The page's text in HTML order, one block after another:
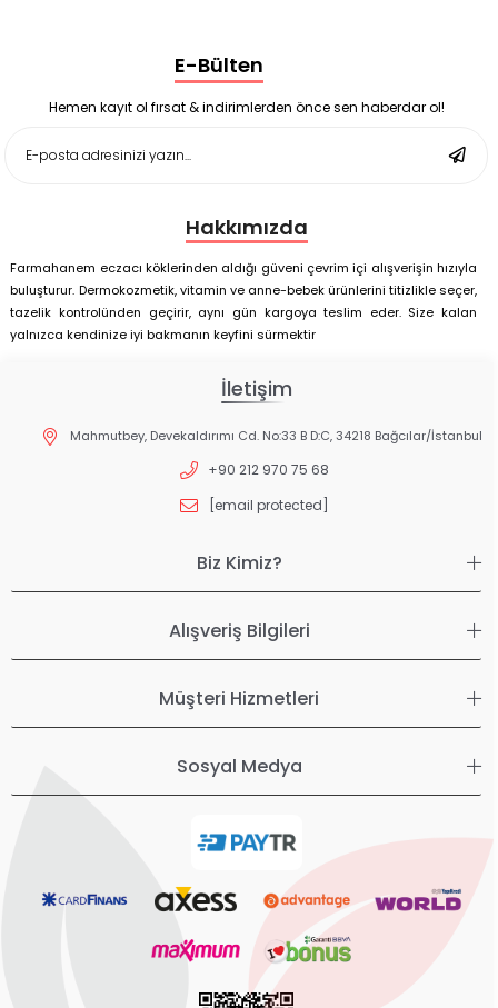
Enterogermina Family 5 ml 20 Flakon
Deep Flex Stres Azaltıcı ve Enerji Dengeleyici Topraklama
Matı Set 40x60 cm
Deep Flex Stres Azaltıcı ve Enerji Dengeleyici Topraklama
E-Bülten
Hemen kayıt ol fırsat & indirimlerden önce sen haberdar ol!
Hakkımızda
Farmahanem eczacı köklerinden aldığı güveni çevrim içi alışverişin hızıyla
buluşturur. Dermokozmetik, vitamin ve anne-bebek ürünlerini titizlikle seçer,
tazelik kontrolünden geçirir, aynı gün kargoya teslim eder. Size kalan
yalnızca kendinize iyi bakmanın keyfini sürmektir
İletişim
Mahmutbey, Devekaldırımı Cd. No:33 B D:C, 34218 Bağcılar/İstanbul
+90 212 970 75 68
[email protected]
Biz Kimiz?
Alışveriş Bilgileri
Müşteri Hizmetleri
Sosyal Medya